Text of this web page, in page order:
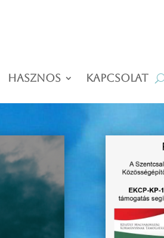
Hasznos Kapcsolat